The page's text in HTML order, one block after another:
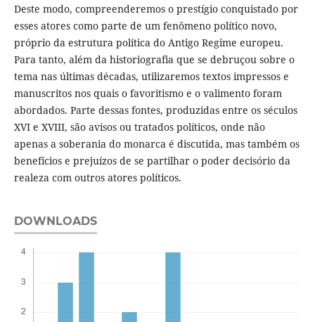
Deste modo, compreenderemos o prestígio conquistado por
esses atores como parte de um fenômeno político novo,
próprio da estrutura política do Antigo Regime europeu.
Para tanto, além da historiografia que se debruçou sobre o
tema nas últimas décadas, utilizaremos textos impressos e
manuscritos nos quais o favoritismo e o valimento foram
abordados. Parte dessas fontes, produzidas entre os séculos
XVI e XVIII, são avisos ou tratados políticos, onde não
apenas a soberania do monarca é discutida, mas também os
benefícios e prejuízos de se partilhar o poder decisório da
realeza com outros atores políticos.
DOWNLOADS